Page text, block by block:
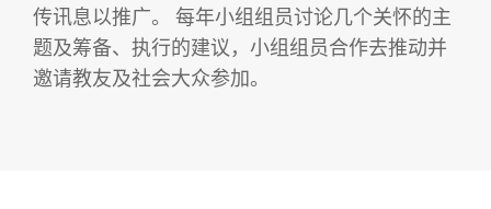
传讯息以推广。 每年小组组员讨论几个关怀的主
题及筹备、执行的建议，小组组员合作去推动并
邀请教友及社会大众参加。